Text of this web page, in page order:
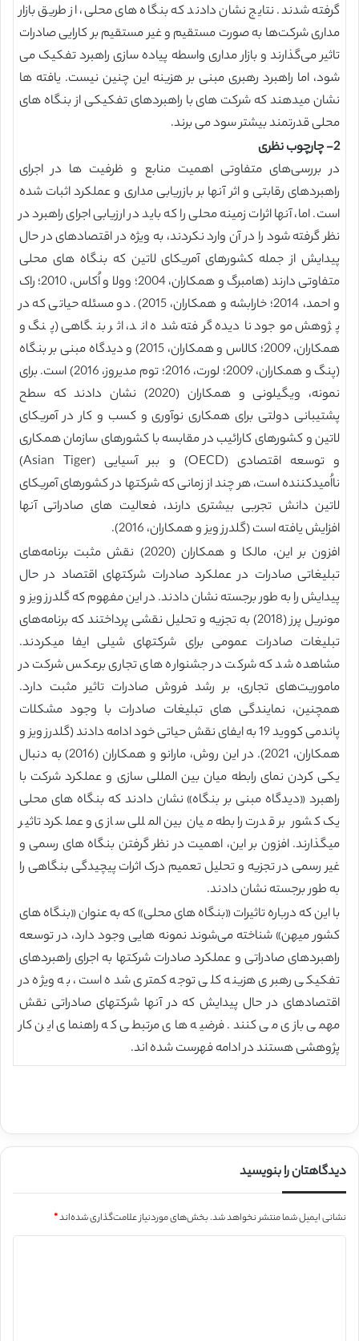
گرفته شدند. نتایج نشان دادند که بنگاه های محلی، از طریق بازار
مداری شرکت‌ها به صورت مستقیم و غیر مستقیم بر کارایی صادرات
تاثیر می‌گذارند و بازار مداری واسطه پیاده سازی راهبرد تفکیک می
شود، اما راهبرد رهبری مبنی بر هزینه این چنین نیست. یافته ها
نشان میدهند که شرکت های با راهبردهای تفکیکی از بنگاه های
محلی قدرتمند بیشتر سود می برند.
2- چارچوب نظری
در بررسی‌های متفاوتی اهمیت منابع و ظرفیت ها در اجرای
راهبردهای رقابتی و اثر آنها بر بازریابی مداری و عملکرد اثبات شده
است. اما، آنها اثرات زمینه محلی را که باید در ارزیابی اجرای راهبرد در
نظر گرفته شود را در آن وارد نکردند، به ویژه در اقتصادهای در حال
پیدایش از جمله کشورهای آمریکای لاتین که بنگاه های محلی
متفاوتی دارند (هامبرگ و همکاران، 2004؛ وولا و اُکاس، 2010؛ راک
و احمد، 2014؛ خارابشه و همکاران، 2015). دو مسئله حیاتی که در
پژوهش موجود نادیده گرفته شده اند، اثر بنگاهی (پنگ و
همکاران، 2009؛ کالاس و همکاران، 2015) و دیدگاه مبنی بر بنگاه
(پنگ و همکاران، 2009؛ لورت، 2016؛ توم مدیروز، 2016) است. برای
نمونه، ویگیلونی و همکاران (2020) نشان دادند که سطح
پشتیبانی دولتی برای همکاری نوآوری و کسب و کار در آمریکای
لاتین و کشورهای کارائیب در مقابسه با کشورهای سازمان همکاری
و توسعه اقتصادی (OECD) و ببر آسیایی (Asian Tiger)
نااُمیدکننده است، هر چند از زمانی که شرکتها در کشورهای آمریکای
لاتین دانش تجربی بیشتری دارند، فعالیت های صادراتی آنها
افزایش یافته است (گلدرز ویز و همکاران، 2016).
افزون بر این، مالکا و همکاران (2020) نقش مثبت برنامه‌های
تبلیغاتی صادرات در عملکرد صادرات شرکتهای اقتصاد در حال
پیدایش را به طور برجسته نشان دادند. در این مفهوم که گلدرز ویز و
مونریل پرز (2018) به تجزیه و تحلیل نقشی پرداختند که برنامه‌های
تبلیغات صادرات عمومی برای شرکتهای شیلی ایفا میکردند.
مشاهده شد که شرکت در جشنواره های تجاری برعکس شرکت در
ماموریت‌های تجاری، بر رشد فروش صادرات تاثیر مثبت دارد.
همچنین، نمایندگی های تبلیغات صادرات با وجود مشکلات
پاندمی کووید 19 به ایفای نقش حیاتی خود ادامه دادند (گلدرز ویز و
همکاران، 2021). در این روش، مارانو و همکاران (2016) به دنبال
یکی کردن نمای رابطه میان بین المللی سازی و عملکرد شرکت با
راهبرد «دیدگاه مبنی بر بنگاه» نشان دادند که بنگاه های محلی
یک کشور بر قدرت رابطه میان بین المللی سازی و عملکرد تاثیر
میگذارند. افزون بر این، اهمیت در نظر گرفتن بنگاه های رسمی و
غیر رسمی در تجزیه و تحلیل تعمیم درک اثرات پیچیدگی بنگاهی را
به طور برجسته نشان دادند.
با این که درباره تاثیرات «بنگاه های محلی» که به عنوان «بنگاه های
کشور میهن» شناخته می‌شوند نمونه هایی وجود دارد، در توسعه
راهبردهای صادراتی و عملکرد صادرات شرکتها به اجرای راهبردهای
تفکیکی رهبری هزینه کلی توجه کمتری شده است، به ویژه در
اقتصادهای در حال پیدایش که در آنها شرکتهای صادراتی نقش
مهمی بازی می کنند. فرضیه های مرتبطی که راهنمای این کار
پژوهشی هستند در ادامه فهرست شده اند.
دیدگاهتان را بنویسید
نشانی ایمیل شما منتشر نخواهد شد.بخش‌های موردنیاز علامت‌گذاری شده‌اند*